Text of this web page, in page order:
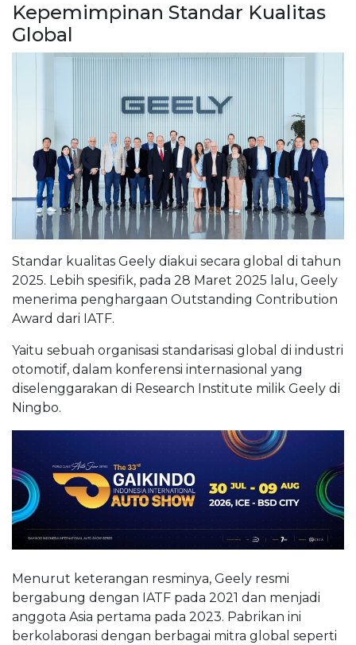
Kepemimpinan Standar Kualitas
Global
Standar kualitas Geely diakui secara global di tahun
2025. Lebih spesifik, pada 28 Maret 2025 lalu, Geely
menerima penghargaan Outstanding Contribution
Award dari IATF.
Yaitu sebuah organisasi standarisasi global di industri
otomotif, dalam konferensi internasional yang
diselenggarakan di Research Institute milik Geely di
Ningbo.
Menurut keterangan resminya, Geely resmi
bergabung dengan IATF pada 2021 dan menjadi
anggota Asia pertama pada 2023. Pabrikan ini
berkolaborasi dengan berbagai mitra global seperti